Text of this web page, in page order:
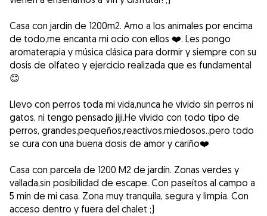
Casa con jardin de 1200m2. Amo a los animales por encima
de todo,me encanta mi ocio con ellos ❤️. Les pongo
aromaterapia y música clásica para dormir y siempre con su
dosis de olfateo y ejercicio realizada que es fundamental
😊
Llevo con perros toda mi vida,nunca he vivido sin perros ni
gatos, ni tengo pensado jiji.He vivido con todo tipo de
perros, grandes,pequeños,reactivos,miedosos..pero todo
se cura con una buena dosis de amor y cariño❤️
Casa con parcela de 1200 M2 de jardín. Zonas verdes y
vallada,sin posibilidad de escape. Con paseítos al campo a
5 min de mi casa. Zona muy tranquila, segura y limpia. Con
acceso dentro y fuera del chalet ;)